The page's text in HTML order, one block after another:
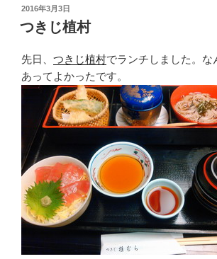
投
日:
2016年3月3日
つきじ植村
先日、 つきじ植村でランチしました。な
あってよかったです。